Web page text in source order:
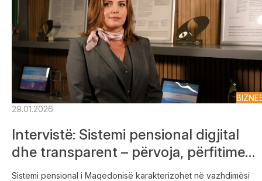
29.01.2026
Intervistë: Sistemi pensional digjital
dhe transparent – përvoja, përfitime
dhe orientime për të ardhmen
Sistemi pensional i Maqedonisë karakterizohet në vazhdimësi